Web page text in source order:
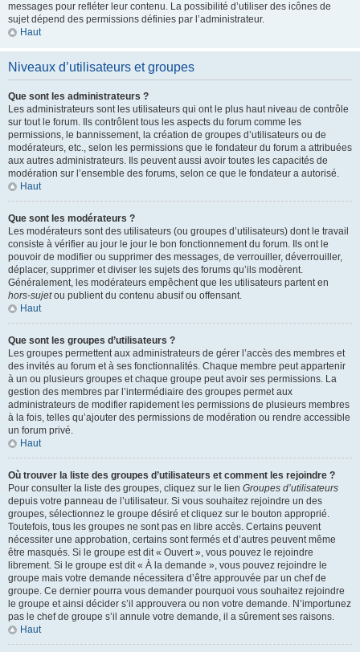
messages pour refléter leur contenu. La possibilité d’utiliser des icônes de
sujet dépend des permissions définies par l’administrateur.
Haut
Niveaux d’utilisateurs et groupes
Que sont les administrateurs ?
Les administrateurs sont les utilisateurs qui ont le plus haut niveau de contrôle
sur tout le forum. Ils contrôlent tous les aspects du forum comme les
permissions, le bannissement, la création de groupes d’utilisateurs ou de
modérateurs, etc., selon les permissions que le fondateur du forum a attribuées
aux autres administrateurs. Ils peuvent aussi avoir toutes les capacités de
modération sur l’ensemble des forums, selon ce que le fondateur a autorisé.
Haut
Que sont les modérateurs ?
Les modérateurs sont des utilisateurs (ou groupes d’utilisateurs) dont le travail
consiste à vérifier au jour le jour le bon fonctionnement du forum. Ils ont le
pouvoir de modifier ou supprimer des messages, de verrouiller, déverrouiller,
déplacer, supprimer et diviser les sujets des forums qu’ils modèrent.
Généralement, les modérateurs empêchent que les utilisateurs partent en
hors-sujetou publient du contenu abusif ou offensant.
Haut
Que sont les groupes d’utilisateurs ?
Les groupes permettent aux administrateurs de gérer l’accès des membres et
des invités au forum et à ses fonctionnalités. Chaque membre peut appartenir
à un ou plusieurs groupes et chaque groupe peut avoir ses permissions. La
gestion des membres par l’intermédiaire des groupes permet aux
administrateurs de modifier rapidement les permissions de plusieurs membres
à la fois, telles qu’ajouter des permissions de modération ou rendre accessible
un forum privé.
Haut
Où trouver la liste des groupes d’utilisateurs et comment les rejoindre ?
Pour consulter la liste des groupes, cliquez sur le lien Groupes d’utilisateurs
depuis votre panneau de l’utilisateur. Si vous souhaitez rejoindre un des
groupes, sélectionnez le groupe désiré et cliquez sur le bouton approprié.
Toutefois, tous les groupes ne sont pas en libre accès. Certains peuvent
nécessiter une approbation, certains sont fermés et d’autres peuvent même
être masqués. Si le groupe est dit « Ouvert », vous pouvez le rejoindre
librement. Si le groupe est dit « À la demande », vous pouvez rejoindre le
groupe mais votre demande nécessitera d’être approuvée par un chef de
groupe. Ce dernier pourra vous demander pourquoi vous souhaitez rejoindre
le groupe et ainsi décider s’il approuvera ou non votre demande. N’importunez
pas le chef de groupe s’il annule votre demande, il a sûrement ses raisons.
Haut